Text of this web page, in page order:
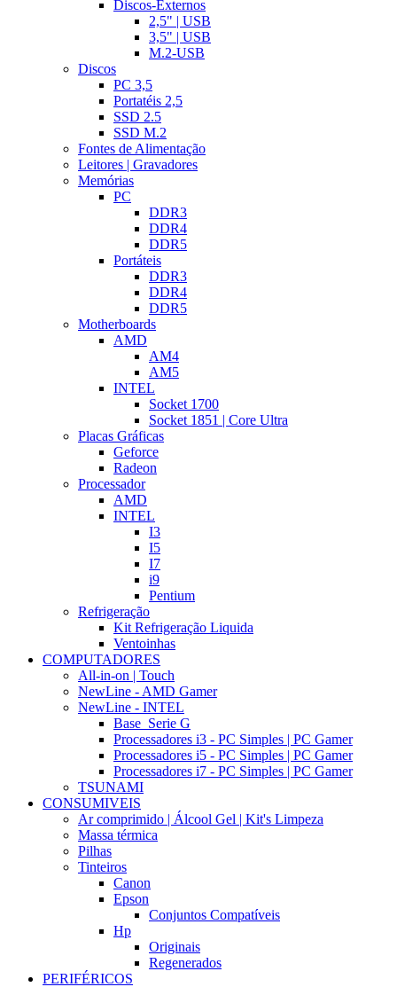
Discos-Externos
2,5" | USB
3,5" | USB
M.2-USB
Discos
PC 3,5
Portatéis 2,5
SSD 2.5
SSD M.2
Fontes de Alimentação
Leitores | Gravadores
Memórias
PC
DDR3
DDR4
DDR5
Portáteis
DDR3
DDR4
DDR5
Motherboards
AMD
AM4
AM5
INTEL
Socket 1700
Socket 1851 | Core Ultra
Placas Gráficas
Geforce
Radeon
Processador
AMD
INTEL
I3
I5
I7
i9
Pentium
Refrigeração
Kit Refrigeração Liquida
Ventoinhas
COMPUTADORES
All-in-on | Touch
NewLine - AMD Gamer
NewLine - INTEL
Base_Serie G
Processadores i3 - PC Simples | PC Gamer
Processadores i5 - PC Simples | PC Gamer
Processadores i7 - PC Simples | PC Gamer
TSUNAMI
CONSUMIVEIS
Ar comprimido | Álcool Gel | Kit's Limpeza
Massa térmica
Pilhas
Tinteiros
Canon
Epson
Conjuntos Compatíveis
Hp
Originais
Regenerados
PERIFÉRICOS